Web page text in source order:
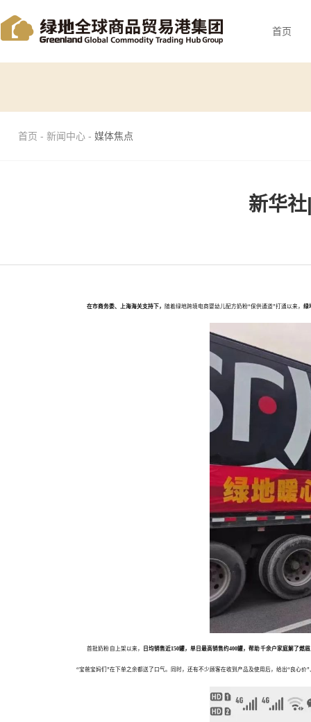
首页
首页 - 新闻中心 - 媒体焦点
新华
在市商务委、上海海关支持下， 随着绿地跨境电商婴幼儿配方奶粉“保供通道”打通以来，绿
首批奶粉自上架以来， 日均销售近150罐，单日最高销售约400罐，帮助千余户家庭解了燃
“宝爸宝妈们”在下单之余都送了口气。同时，还有不少顾客在收到产品及使用后，给出“良心